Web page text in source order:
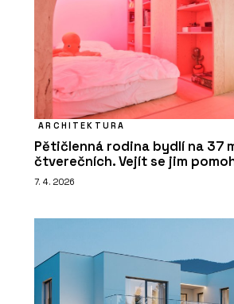
ARCHITEKTURA
Pětičlenná rodina bydlí na 37
čtverečních. Vejít se jim
7. 4. 2026